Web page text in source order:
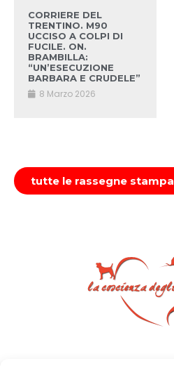
CORRIERE DEL
TRENTINO. M90
UCCISO A COLPI DI
FUCILE. ON.
BRAMBILLA:
“UN’ESECUZIONE
BARBARA E CRUDELE”
8 Marzo 2026
tutte le rassegne stampa